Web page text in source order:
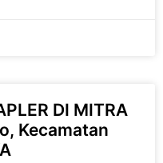
DI MITRA
Kecamatan